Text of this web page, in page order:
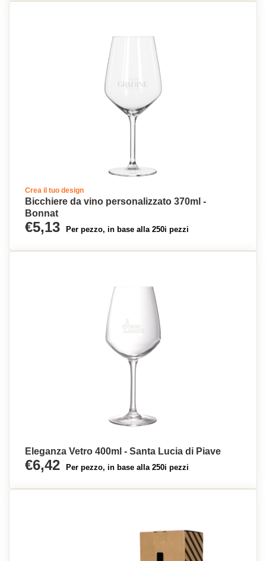
Crea il tuo design
Bicchiere da vino personalizzato 370ml -
Bonnat
€5,13 Per pezzo, in base alla 250i pezzi
Eleganza Vetro 400ml - Santa Lucia di Piave
€6,42 Per pezzo, in base alla 250i pezzi